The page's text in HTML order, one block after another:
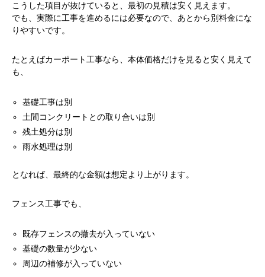
こうした項目が抜けていると、最初の見積は安く見えます。
でも、実際に工事を進めるには必要なので、あとから別料金にな
りやすいです。
たとえばカーポート工事なら、本体価格だけを見ると安く見えて
も、
基礎工事は別
土間コンクリートとの取り合いは別
残土処分は別
雨水処理は別
となれば、最終的な金額は想定より上がります。
フェンス工事でも、
既存フェンスの撤去が入っていない
基礎の数量が少ない
周辺の補修が入っていない